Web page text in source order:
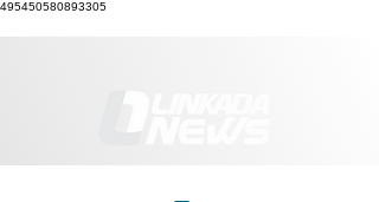
495450580893305